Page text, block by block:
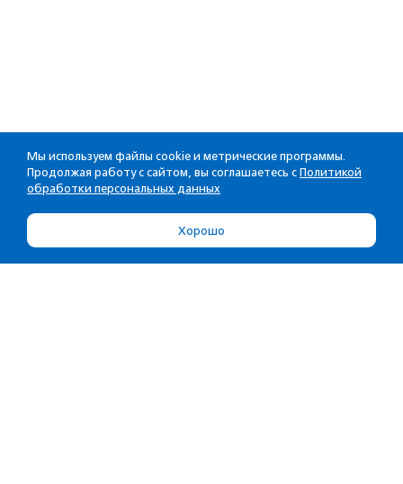
Мы используем файлы cookie и метрические программы.
Продолжая работу с сайтом, вы соглашаетесь с Политикой
обработки персональных данных
Хорошо